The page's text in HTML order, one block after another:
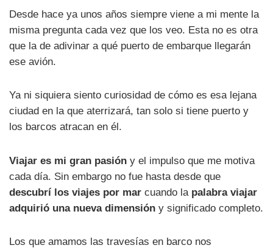
Desde hace ya unos años siempre viene a mi mente la
misma pregunta cada vez que los veo. Esta no es otra
que la de adivinar a qué puerto de embarque llegarán
ese avión.
Ya ni siquiera siento curiosidad de cómo es esa lejana
ciudad en la que aterrizará, tan solo si tiene puerto y
los barcos atracan en él.
Viajar es mi gran pasión y el impulso que me motiva
cada día. Sin embargo no fue hasta desde que
descubrí los viajes por mar cuando la palabra viajar
adquirió una nueva dimensión y significado completo.
Los que amamos las travesías en barco nos